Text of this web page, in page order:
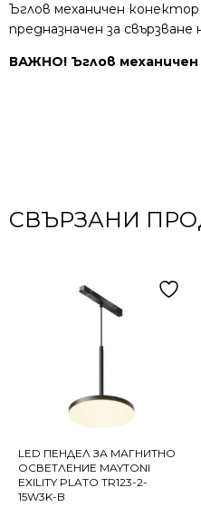
Ъглов механичен
предназначен за
ВАЖНО! Ъглов механичен
СВЪРЗАНИ
LED ПЕНДЕЛ ЗА МАГНИТНО
ОСВЕТЛЕНИЕ MAYTONI
EXILITY PLATO TR123-2-
15W3K-B